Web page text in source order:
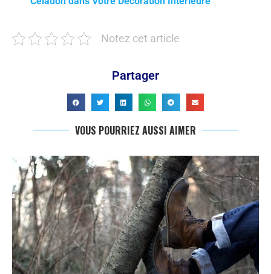
Notez cet article
Partager
VOUS POURRIEZ AUSSI AIMER